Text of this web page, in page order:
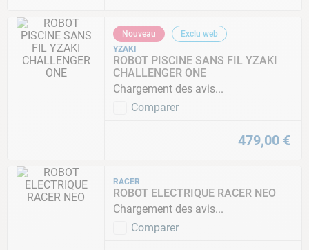
Nouveau
Exclu web
YZAKI
ROBOT PISCINE SANS FIL YZAKI
CHALLENGER ONE
Chargement des avis...
Comparer
479,00 €
RACER
ROBOT ELECTRIQUE RACER NEO
Chargement des avis...
Comparer